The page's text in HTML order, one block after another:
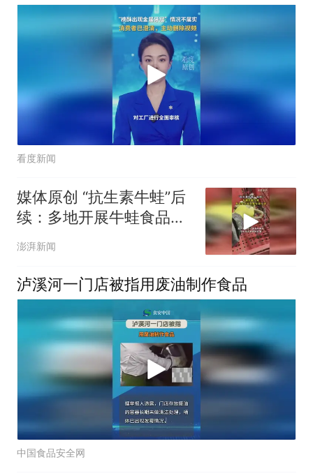
谅解
看度新闻
媒体原创 “抗生素牛蛙”后
续：多地开展牛蛙食品安
全检查或专项行动
澎湃新闻
泸溪河一门店被指用废油制作食品
中国食品安全网